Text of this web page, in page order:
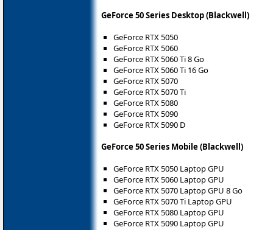
GeForce 50 Series Desktop (Blackwell)
GeForce RTX 5050
GeForce RTX 5060
GeForce RTX 5060 Ti 8 Go
GeForce RTX 5060 Ti 16 Go
GeForce RTX 5070
GeForce RTX 5070 Ti
GeForce RTX 5080
GeForce RTX 5090
GeForce RTX 5090 D
GeForce 50 Series Mobile (Blackwell)
GeForce RTX 5050 Laptop GPU
GeForce RTX 5060 Laptop GPU
GeForce RTX 5070 Laptop GPU 8 Go
GeForce RTX 5070 Ti Laptop GPU
GeForce RTX 5080 Laptop GPU
GeForce RTX 5090 Laptop GPU